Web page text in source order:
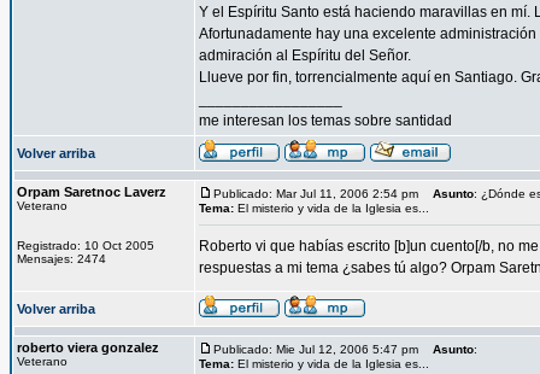
Y el Espíritu Santo está haciendo maravillas en
Afortunadamente hay una excelente
admiración al Espíritu del Señor.
Llueve por fin, torrencialmente aquí en Santiago.
me interesan los temas sobre santidad
Volver arriba
Orpam Saretnoc Laverz
Veterano
Registrado: 10 Oct 2005
Mensajes: 2474
Publicado: Mar Jul 11, 2006 2:54 pm Asunto: ¿Dónde
Tema: El misterio y vida de la Iglesia es...
Roberto vi que habías escrito [b]un cuento[/b, no
respuestas a mi tema ¿sabes tú algo? Orpam
Volver arriba
roberto viera gonzalez
Veterano
Publicado: Mie Jul 12, 2006 5:47 pm Asunto:
Tema: El misterio y vida de la Iglesia es...